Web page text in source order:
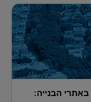
הבנייה: